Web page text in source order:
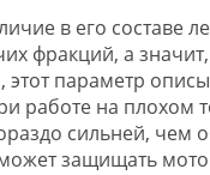
в его составе
фракций, а
параметр
работе на плохом
сильней, чем
защищать